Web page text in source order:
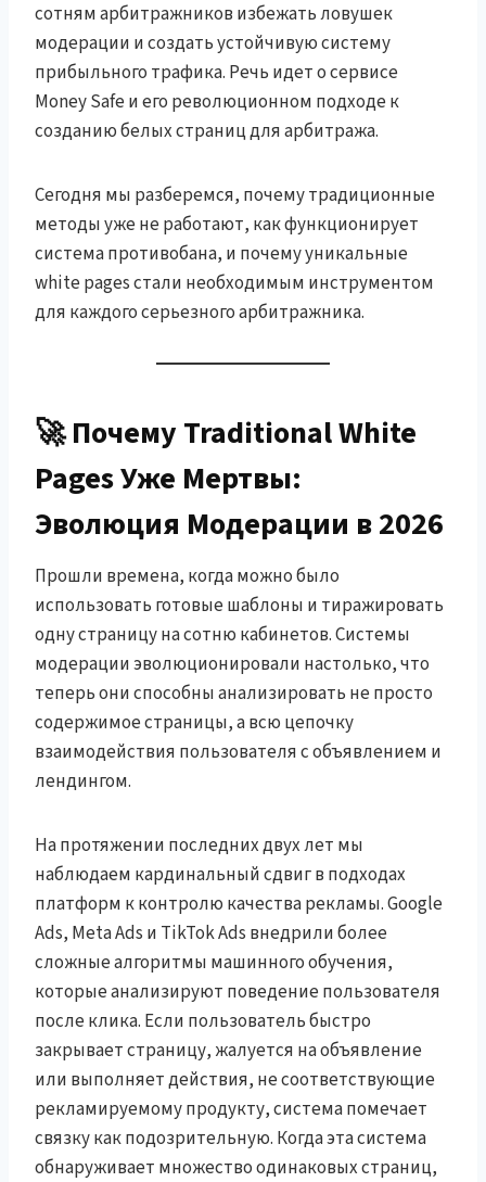
сотням арбитражников избежать ловушек
модерации и создать устойчивую систему
прибыльного трафика. Речь идет о сервисе
Money Safe и его революционном подходе к
созданию белых страниц для арбитража.
Сегодня мы разберемся, почему традиционные
методы уже не работают, как функционирует
система противобана, и почему уникальные
white pages стали необходимым инструментом
для каждого серьезного арбитражника.
🚀 Почему Traditional White
Pages Уже Мертвы:
Эволюция Модерации в 2026
Прошли времена, когда можно было
использовать готовые шаблоны и тиражировать
одну страницу на сотню кабинетов. Системы
модерации эволюционировали настолько, что
теперь они способны анализировать не просто
содержимое страницы, а всю цепочку
взаимодействия пользователя с объявлением и
лендингом.
На протяжении последних двух лет мы
наблюдаем кардинальный сдвиг в подходах
платформ к контролю качества рекламы. Google
Ads, Meta Ads и TikTok Ads внедрили более
сложные алгоритмы машинного обучения,
которые анализируют поведение пользователя
после клика. Если пользователь быстро
закрывает страницу, жалуется на объявление
или выполняет действия, не соответствующие
рекламируемому продукту, система помечает
связку как подозрительную. Когда эта система
обнаруживает множество одинаковых страниц,